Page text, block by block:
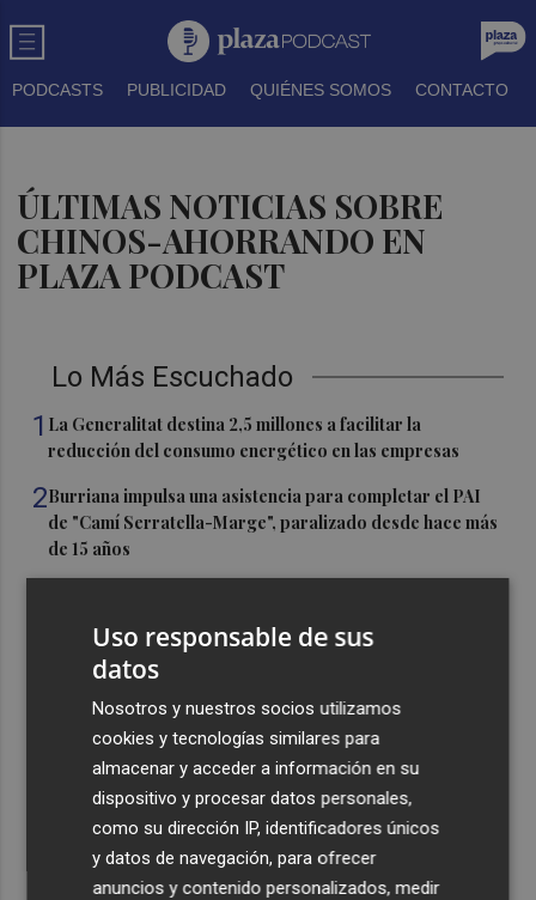
PODCASTS PUBLICIDAD QUIÉNES SOMOS CONTACTO
ÚLTIMAS NOTICIAS SOBRE
CHINOS-AHORRANDO EN
PLAZA PODCAST
Lo Más Escuchado
1 La Generalitat destina 2,5 millones a facilitar la
reducción del consumo energético en las empresas
2Burriana impulsa una asistencia para completar el PAI
de "Camí Serratella-Marge", paralizado desde hace más
de 15 años
euros de Carrasco"
obras de reforma de la tenencia de alcaldía sur
Castelló acelera el montaje de la infraestructura en las
playas y el Planetari del eclipse para convertirlo en "un
evento histórico"
Uso responsable de sus
datos
Nosotros y nuestros socios utilizamos
cookies y tecnologías similares para
almacenar y acceder a información en su
dispositivo y procesar datos personales,
como su dirección IP, identificadores únicos
y datos de navegación, para ofrecer
anuncios y contenido personalizados, medir